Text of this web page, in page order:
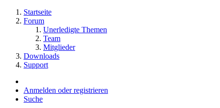
Startseite
Forum
Unerledigte Themen
Team
Mitglieder
Downloads
Support
Anmelden oder registrieren
Suche